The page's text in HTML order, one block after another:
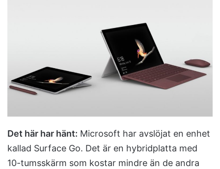
i
l
Det här har hänt: Microsoft har avslöjat en enhet
kallad Surface Go. Det är en hybridplatta med
10-tumsskärm som kostar mindre än de andra